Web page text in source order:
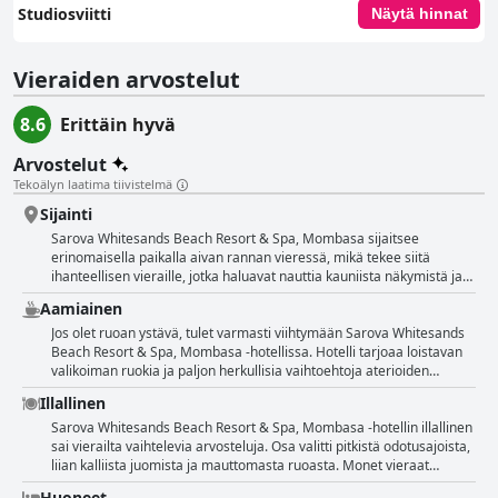
Studiosviitti Näytä hinnat
Vieraiden arvostelut
8.6
Erittäin hyvä
Arvostelut
Tekoälyn laatima tiivistelmä
Sijainti
Sarova Whitesands Beach Resort & Spa, Mombasa sijaitsee
erinomaisella paikalla aivan rannan vieressä, mikä tekee siitä
ihanteellisen vieraille, jotka haluavat nauttia kauniista näkymistä ja
rentouttavasta tunnelmasta. Vieraat ovat kuvanneet lomakeskuksen
sijaintia ihanaksi, upeaksi, erinomaiseksi ja täydelliseksi. Hotellin
läheisyyttä rantaan ovat myös kehuneet monet kävijät, jotka ovat
nauttineet kävelyistä hiekkarannoilla aamuisin tai iltaisin.
Lomakeskuksen sijainti on todellinen luonnonystävän paratiisi ja se
on täynnä luonnonkauneutta, mikä tekee siitä erinomaisen
yöpymispaikan. Muutamat vieraat ovat kuitenkin maininneet, että
paikalliset häiritsivät heitä ja ranta ei ollut puhdas, eivätkä kaikki
olleet vaikuttuneita sijainnista. Kaiken kaikkiaan lomakeskuksen
sijainti on miellyttävä paikka, joka on vierailun arvoinen kaikille, jotka
etsivät rauhallista lomaa rannan äärellä.
Aamiainen
Jos olet ruoan ystävä, tulet varmasti viihtymään Sarova Whitesands
Beach Resort & Spa, Mombasa -hotellissa. Hotelli tarjoaa loistavan
valikoiman ruokia ja paljon herkullisia vaihtoehtoja aterioiden
aikana. Buffet-alueella on laaja valikoima ruokia, jotka ovat hyvin
monipuolisia. Tulet varmasti nauttimaan ruoan laadusta ja
arvostamaan erinomaista ravintolaa. Aamiainen oli melko hyvä ja
erittäin maukas, ja siinä oli paljon vaihtelua eri makuihin ja
kulttuureihin sopivaksi. Ruoka on uskomatonta ja kaikki oli maukasta
ja hyvin esillä. Hyvästä aamiaisesta ei voi valittaa, se on
Illallinen
Sarova Whitesands Beach Resort & Spa, Mombasa -hotellin illallinen
sai vierailta vaihtelevia arvosteluja. Osa valitti pitkistä odotusajoista,
liian kalliista juomista ja mauttomasta ruoasta. Monet vieraat
kuitenkin kehuivat vuolaasti ruoan valikoimaa ja laatua. Erityisesti